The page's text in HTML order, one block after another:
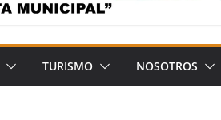
TURISMO NOSOTROS